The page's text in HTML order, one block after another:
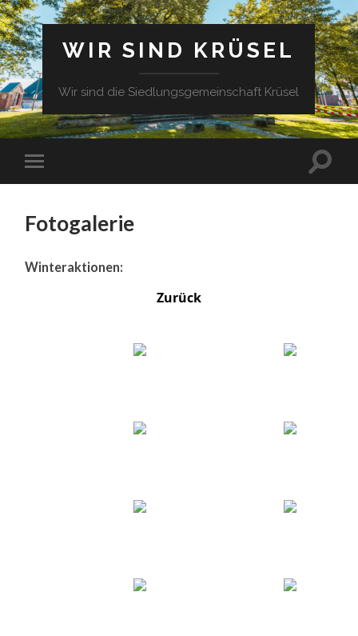
WIR SIND KRÜSEL
Wir sind die Siedlungsgemeinschaft Krüsel
Fotogalerie
Winteraktionen:
Zurück